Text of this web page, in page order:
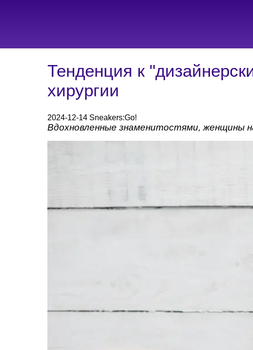
Тенденция к
хирургии
2024-12-14 Sneakers:Go!
Вдохновленные знаменитостями, женщины